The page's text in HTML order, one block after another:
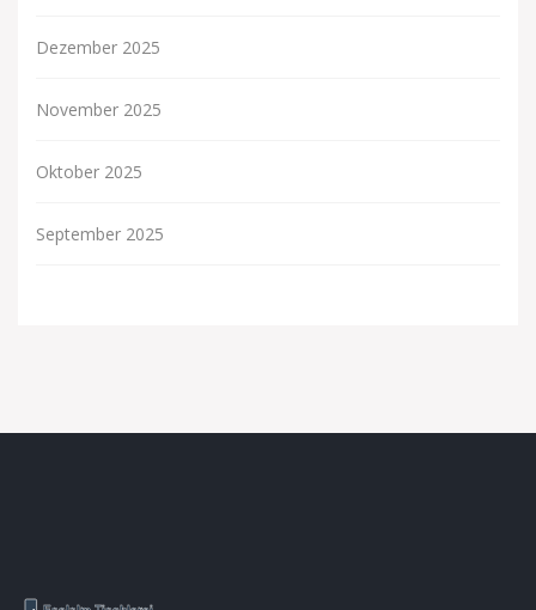
Dezember 2025
November 2025
Oktober 2025
September 2025